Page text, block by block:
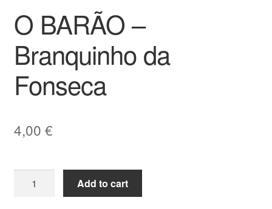
O BARÃO –
Branquinho da
Fonseca
4,00 €
BARÃO
Add to cart